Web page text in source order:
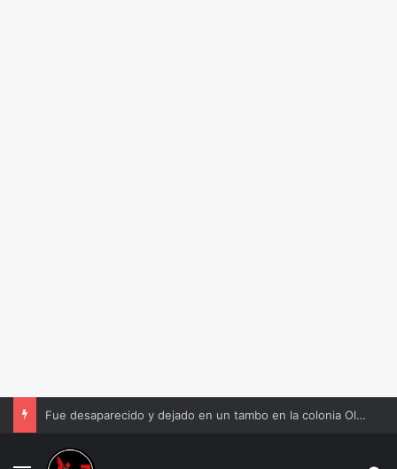
Fue desaparecido y dejado en un tambo en la colonia Olivia Espinoza